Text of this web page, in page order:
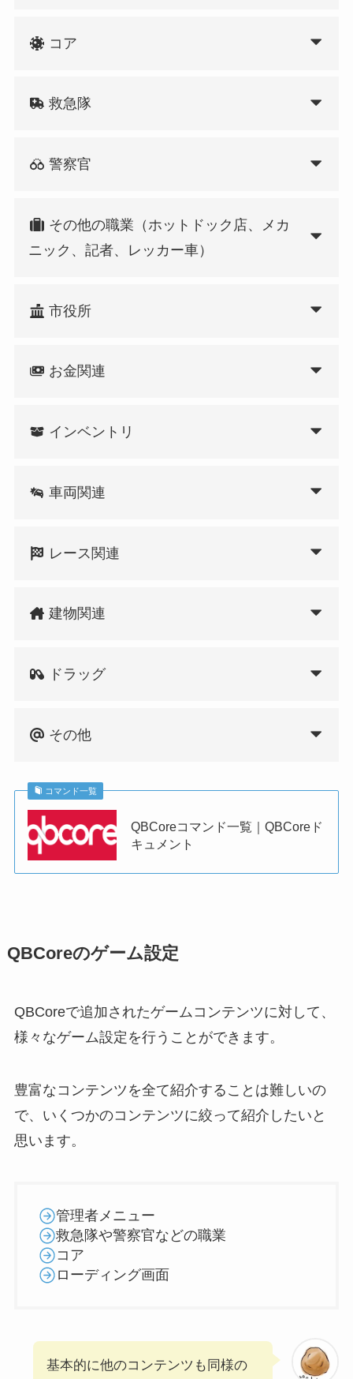
コア
救急隊
警察官
その他の職業（ホットドック店、メカ
ニック、記者、レッカー車）
市役所
お金関連
インベントリ
車両関連
レース関連
建物関連
ドラッグ
その他
コマンド一覧
QBCoreコマンド一覧｜QBCoreド
キュメント
QBCoreのゲーム設定
QBCoreで追加されたゲームコンテンツに対して、
様々なゲーム設定を行うことができます。
豊富なコンテンツを全て紹介することは難しいの
で、いくつかのコンテンツに絞って紹介したいと
思います。
管理者メニュー
救急隊や警察官などの職業
コア
ローディング画面
基本的に他のコンテンツも同様の